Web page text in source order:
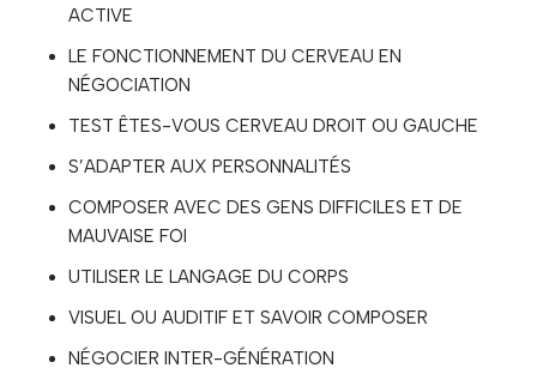
ACTIVE
LE FONCTIONNEMENT DU CERVEAU EN
NÉGOCIATION
TEST ÊTES-VOUS CERVEAU DROIT OU GAUCHE
S’ADAPTER AUX PERSONNALITÉS
COMPOSER AVEC DES GENS DIFFICILES ET DE
MAUVAISE FOI
UTILISER LE LANGAGE DU CORPS
VISUEL OU AUDITIF ET SAVOIR COMPOSER
NÉGOCIER INTER-GÉNÉRATION